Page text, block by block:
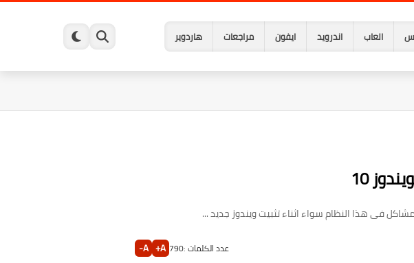
العاب اندرويد ايفون مراجعات هاردوير
فى هذا النظام سواء اثناء تثبيت ويندوز جديد ...
عدد الكلمات :790
A+
A-